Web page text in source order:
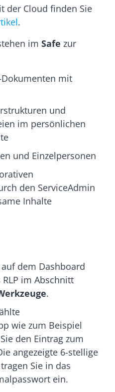
der Cloud finden Sie
.
im Safe zur
mit
und
im persönlichen
und Einzelpersonen
den ServiceAdmin
Inhalte
auf dem Dashboard
im Abschnitt
.
wie zum Beispiel
den Eintrag zum
angezeigte 6-stellige
Sie in das
ein.